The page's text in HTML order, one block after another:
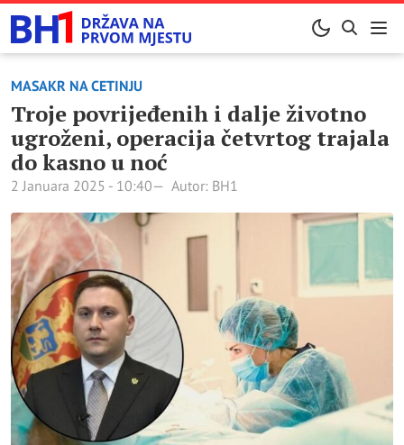
MASAKR NA CETINJU
Troje povrijeđenih i dalje životno
ugroženi, operacija četvrtog trajala
do kasno u noć
2 Januara 2025 - 10:40 Autor: BH1